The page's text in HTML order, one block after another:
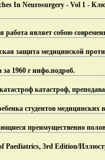
In Neurosurgery - Vol 1 -
работа являет собою
защита медицинской
1960 г инфо.подроб.
катастроф,
студентов
преимущественно
Paediatrics, 3rd Edition/